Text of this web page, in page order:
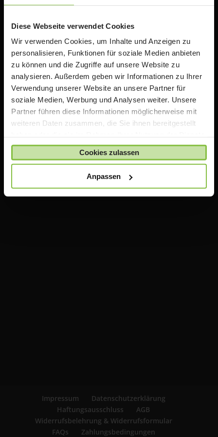
Diese Webseite verwendet Cookies
Wir verwenden Cookies, um Inhalte und Anzeigen zu
personalisieren, Funktionen für soziale Medien anbieten
zu können und die Zugriffe auf unsere Website zu
analysieren. Außerdem geben wir Informationen zu Ihrer
Verwendung unserer Website an unsere Partner für
soziale Medien, Werbung und Analysen weiter. Unsere
Partner führen diese Informationen möglicherweise mit
weiteren Daten zusammen, die Sie ihnen bereitgestellt
gesammelt haben.
Cookies zulassen
Anpassen
Rabatten auf Apple Produkte. Wir bieten zusätzlich
das Thema iPad in der Schule an.
Wichtiger Hinweis
Die auf TeacherStore.de gezeigten Preise beinhalten
bereits spezielle Rabatte für Lehrer und Schulen .
Für den Einkauf im TeacherStore.de benötigen Sie einen
aktuellen Nachweis über Ihre Lehrtätigkeit an einer
anerkannten Bildungseinrichtung.
Zahlung bei uns eingegangen ist und uns Ihr Nachweis
über Ihre Lehrtätigkeit vorliegt.
Impressum
Datenschutzerklärung
Haftungsausschluss
AGB
Widerrufsbelehrung & Widerrufsformular
FAQs
Zahlungsbedingungen